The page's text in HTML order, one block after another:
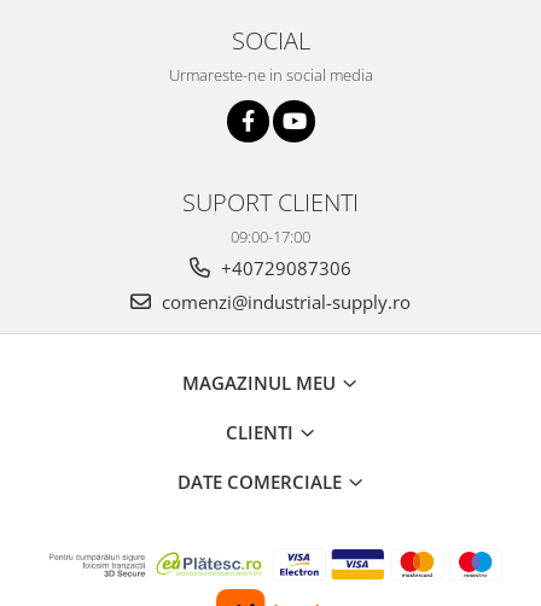
SOCIAL
Urmareste-ne in social media
SUPORT CLIENTI
09:00-17:00
+40729087306
comenzi@industrial-supply.ro
MAGAZINUL MEU
CLIENTI
DATE COMERCIALE